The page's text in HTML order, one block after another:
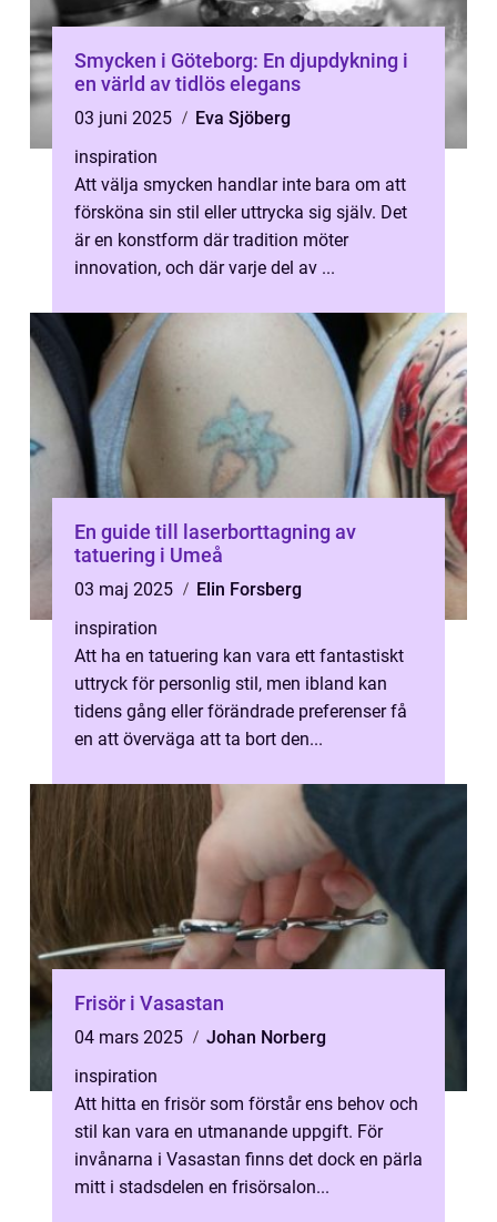
Smycken i Göteborg: En djupdykning i
en värld av tidlös elegans
03 juni 2025
Eva Sjöberg
inspiration
Att välja smycken handlar inte bara om att
försköna sin stil eller uttrycka sig själv. Det
är en konstform där tradition möter
innovation, och där varje del av ...
En guide till laserborttagning av
tatuering i Umeå
03 maj 2025
Elin Forsberg
inspiration
Att ha en tatuering kan vara ett fantastiskt
uttryck för personlig stil, men ibland kan
tidens gång eller förändrade preferenser få
en att överväga att ta bort den...
Frisör i Vasastan
04 mars 2025
Johan Norberg
inspiration
Att hitta en frisör som förstår ens behov och
stil kan vara en utmanande uppgift. För
invånarna i Vasastan finns det dock en pärla
mitt i stadsdelen en frisörsalon...